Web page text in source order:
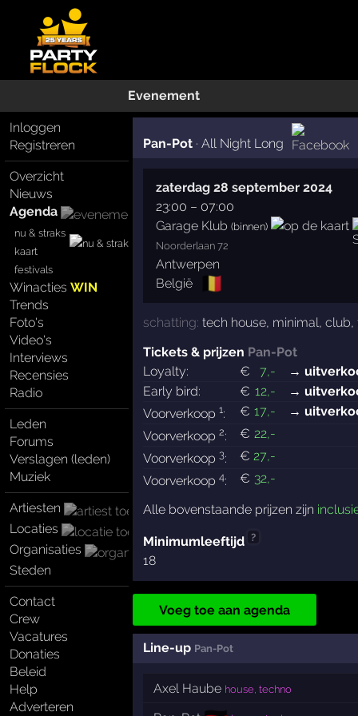
Evenement
Inloggen
Registreren
Overzicht
Nieuws
Agenda
nu & straks
kaart
festivals
WinactiesWIN
Trends
Foto's
Video's
Interviews
Recensies
Radio
Leden
Forums
Verslagen (leden)
Muziek
Artiesten
Locaties
Organisaties
Steden
Contact
Crew
Vacatures
Donaties
Beleid
Help
Adverteren
Pan-Pot· All Night Long
zaterdag 28 september 2024
23:00 – 07:00
Garage Klub (binnen)
Noorderlaan 72
Antwerpen
België
🇧🇪
schatting: tech house, minimal, club,
Tickets & prijzen Pan-Pot
Loyalty:
€ 7,-
→
Early bird:
€ 12,-
→
Voorverkoop 1: € 17,-
→
Voorverkoop 2: € 22,-
Voorverkoop 3: € 27,-
Voorverkoop 4: € 32,-
Alle bovenstaande prijzen zijn
Minimumleeftijd ?
18
Voeg toe aan agenda
Line-up Pan-Pot
Axel Haube house, techno